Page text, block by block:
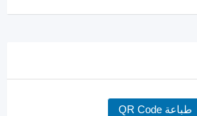
طباعة QR Code